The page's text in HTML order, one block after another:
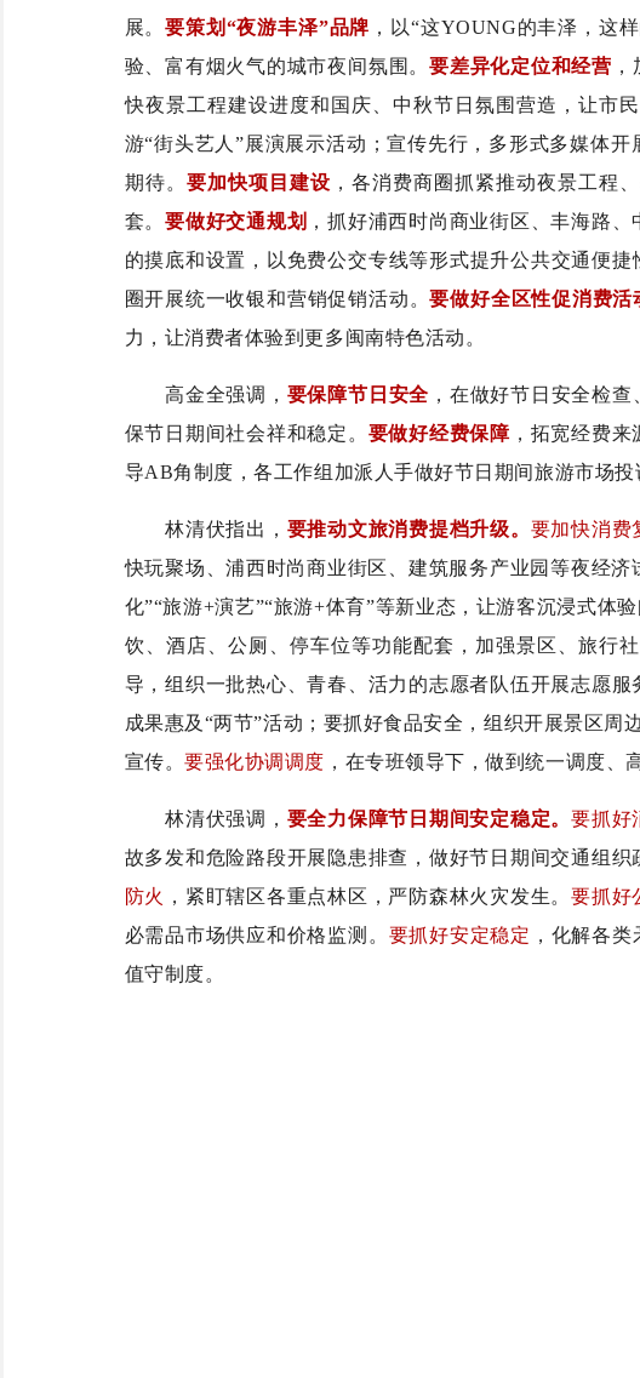
展。要策划“夜游丰泽”品牌 ，以“这YOUNG的丰泽，这
验、富有烟火气的城市夜间氛围。要差异化定位和经营
快夜景工程建设进度和国庆、中秋节日氛围营造，让市
游“街头艺人”展演展示活动；宣传先行，多形式多媒体开
期待。 要加快项目建设 ，各消费商圈抓紧推动夜景工程
套。要做好交通规划 ，抓好浦西时尚商业街区、丰海路
的摸底和设置，以免费公交专线等形式提升公共交通便
圈开展统一收银和营销促销活动 。要做好全区性促消费活
力，让消费者体验到更多闽南特色活动。
高金全强调， 要保障节日安全 ，在做好节日安全检
保节日期间社会祥和稳定。 要做好经费保障，拓宽经费来
导AB角制度，各工作组加派人手做好节日期间旅游市场
林清伏指出， 要推动文旅消费提档升级。 要加快消费
快玩聚场、浦西时尚商业街区、建筑服务产业园等夜经
化”“旅游+演艺”“旅游+体育”等新业态，让游客沉浸式体
饮、酒店、公厕、停车位等功能配套，加强景区、旅行
导，组织一批热心、青春、活力的志愿者队伍开展志愿
成果惠及“两节”活动；要抓好食品安全，组织开展景区周
宣传。要强化协调调度 ，在专班领导下，做到统一调度、
林清伏强调， 要全力保障节日期间安定稳定。要抓好
故多发和危险路段开展隐患排查，做好节日期间交通组织
防火 ，紧盯辖区各重点林区，严防森林火灾发生。要抓好
必需品市场供应和价格监测。 要抓好安定稳定 ，化解各
值守制度。